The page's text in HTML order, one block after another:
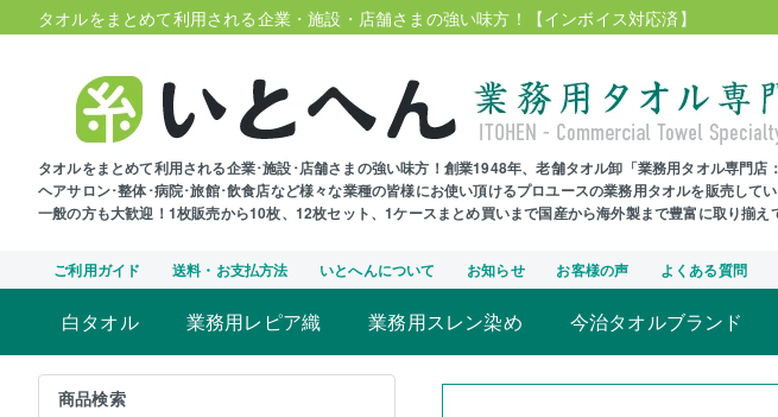
タオルをまとめて利用される企業・施設・店舗さまの強い味方！ 【インボイス対応済】
タオルをまとめて利用される企業･施設･店舗さまの強い味方！創業1948年、老舗タオル卸「業務用タオル専門店
ヘアサロン･整体･病院･旅館･飲食店など様々な業種の皆様にお使い頂けるプロユースの業務用タオルを販売してい
一般の方も大歓迎！1枚販売から10枚、12枚セット、1ケースまとめ買いまで国産から海外製まで豊富に取り揃え
ご利用ガイド 送料・お支払方法 いとへんについて お知らせ お客様の声 よくある質問
白タオル 業務用レピア織 業務用スレン染め 今治タオルブランド
商品検索